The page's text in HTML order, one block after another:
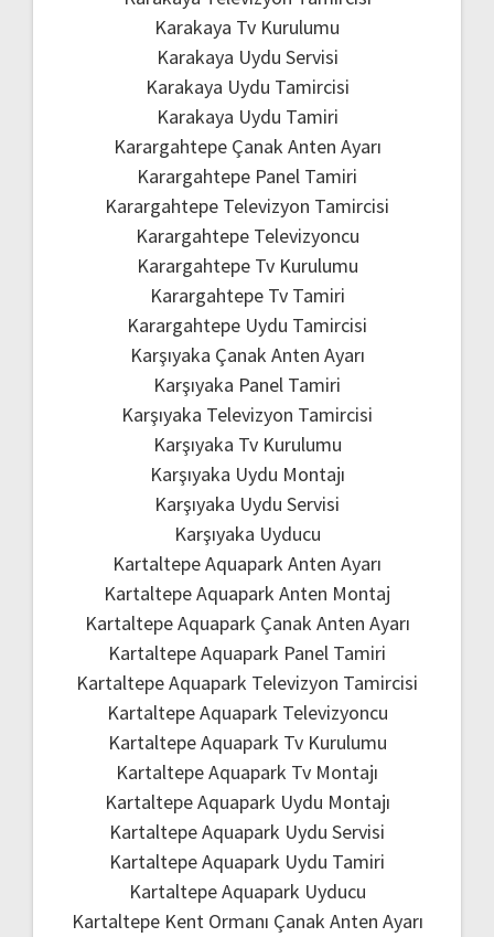
Karakaya Tv Kurulumu
Karakaya Uydu Servisi
Karakaya Uydu Tamircisi
Karakaya Uydu Tamiri
Karargahtepe Çanak Anten Ayarı
Karargahtepe Panel Tamiri
Karargahtepe Televizyon Tamircisi
Karargahtepe Televizyoncu
Karargahtepe Tv Kurulumu
Karargahtepe Tv Tamiri
Karargahtepe Uydu Tamircisi
Karşıyaka Çanak Anten Ayarı
Karşıyaka Panel Tamiri
Karşıyaka Televizyon Tamircisi
Karşıyaka Tv Kurulumu
Karşıyaka Uydu Montajı
Karşıyaka Uydu Servisi
Karşıyaka Uyducu
Kartaltepe Aquapark Anten Ayarı
Kartaltepe Aquapark Anten Montaj
Kartaltepe Aquapark Çanak Anten Ayarı
Kartaltepe Aquapark Panel Tamiri
Kartaltepe Aquapark Televizyon Tamircisi
Kartaltepe Aquapark Televizyoncu
Kartaltepe Aquapark Tv Kurulumu
Kartaltepe Aquapark Tv Montajı
Kartaltepe Aquapark Uydu Montajı
Kartaltepe Aquapark Uydu Servisi
Kartaltepe Aquapark Uydu Tamiri
Kartaltepe Aquapark Uyducu
Kartaltepe Kent Ormanı Çanak Anten Ayarı